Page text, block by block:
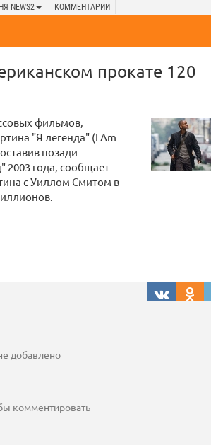
NEWS2 КОММЕНТАРИИ
прокате 120
фильмов,
"Я легенда" (I Am
позади
2003 года, сообщает
с Уиллом Смитом в
добавлено
комментировать